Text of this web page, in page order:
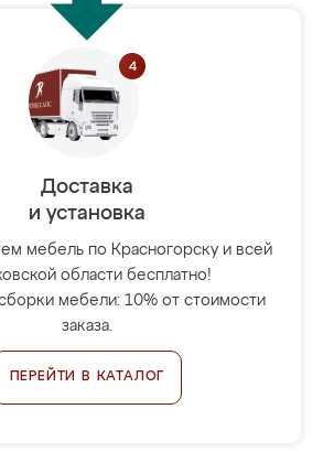
Доставка
и установка
мебель по Красногорску и всей
области бесплатно!
мебели: 10% от стоимости
заказа.
ПЕРЕЙТИ В КАТАЛОГ